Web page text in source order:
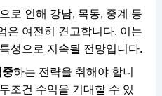
로 인해 강남, 목동, 중계 등
은 여전히 견고합니다. 이는
성으로 지속될 전망입니다.
중하는 전략을 취해야 합니
조건 수익을 기대할 수 있